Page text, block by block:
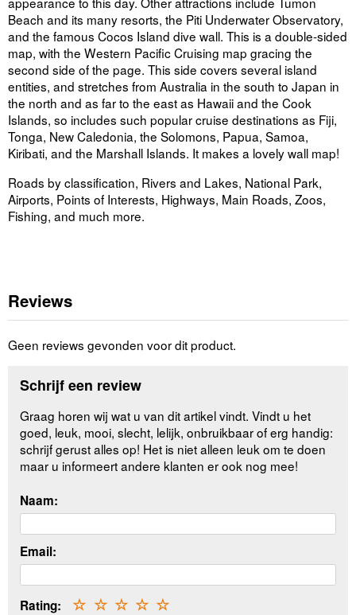
Beach and its many resorts, the Piti Underwater Observatory,
and the famous Cocos Island dive wall. This is a double-sided
map, with the Western Pacific Cruising map gracing the
second side of the page. This side covers several island
entities, and stretches from Australia in the south to Japan in
the north and as far to the east as Hawaii and the Cook
Islands, so includes such popular cruise destinations as Fiji,
Tonga, New Caledonia, the Solomons, Papua, Samoa,
Kiribati, and the Marshall Islands. It makes a lovely wall map!
Roads by classification, Rivers and Lakes, National Park,
Airports, Points of Interests, Highways, Main Roads, Zoos,
Fishing, and much more.
Reviews
Geen reviews gevonden voor dit product.
Schrijf een review
Graag horen wij wat u van dit artikel vindt. Vindt u het
goed, leuk, mooi, slecht, lelijk, onbruikbaar of erg handig:
schrijf gerust alles op! Het is niet alleen leuk om te doen
maar u informeert andere klanten er ook nog mee!
Naam:
Email:
Rating: ☆
☆
☆
☆
☆